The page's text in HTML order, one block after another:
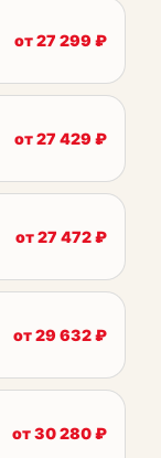
от27 299 ₽
от27 429 ₽
от27 472₽
от29 632₽
от30 280₽